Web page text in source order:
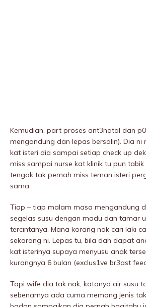
Kemudian, part proses ant3nataI dan
mengandung dan lepas bersalin). Dia ni
kat isteri dia sampai setiap check up
miss sampai nurse kat kIinik tu pun
tengok tak pernah miss teman isteri
sama.
Tiap – tiap malam masa mengandung
segelas susu dengan madu dan tamar
tercintanya. Mana korang nak cari laki
sekarang ni. Lepas tu, bila dah dapat
kat isterinya supaya menyusu anak
kurangnya 6 bulan (excIus1ve br3ast
Tapi wife dia tak nak, katanya air susu
sebenarnya ada cuma memang jenis